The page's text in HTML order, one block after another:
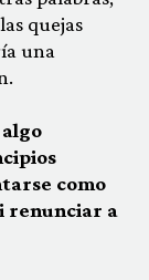
quejas
una
como
renunciar a